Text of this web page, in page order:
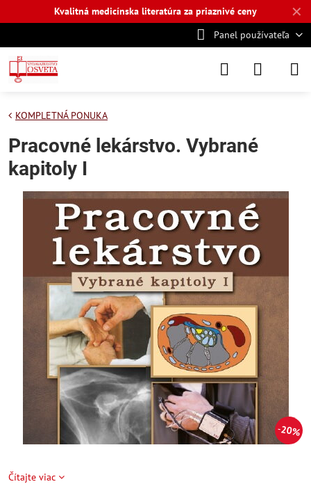
✕
Kvalitná medicínska literatúra za priaznivé ceny
Panel používateľa
20%
KOMPLETNÁ PONUKA
Pracovné lekárstvo. Vybrané
kapitoly I
Čítajte viac